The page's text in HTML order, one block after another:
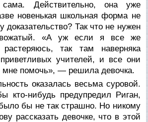
сама. Действительно, она уже
новенькая школьная форма не
доказательство? Так что не нужен
«А уж если я все же
так там наверняка
учителей, и все они
мне помочь», — решила девочка.
оказалась весьма суровой.
кто-нибудь предупредил Риган,
бы не так страшно. Но никому
рассказать девочке, что в этой